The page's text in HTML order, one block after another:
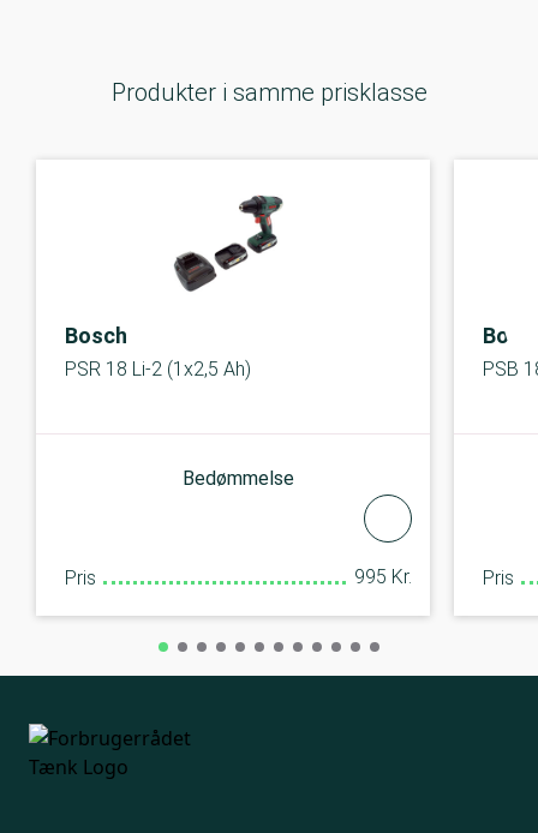
Produkter i samme prisklasse
Bosch
PSR 18 Li-2 (1x2,5 Ah)
Bedømmelse
Pris 995 Kr.
PSB
Pris